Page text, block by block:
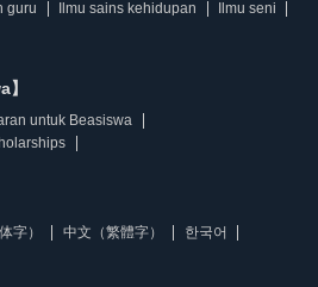
guru
Ilmu sains kehidupan
Ilmu seni
untuk Beasiswa
字） 中文（繁體字）
한국어